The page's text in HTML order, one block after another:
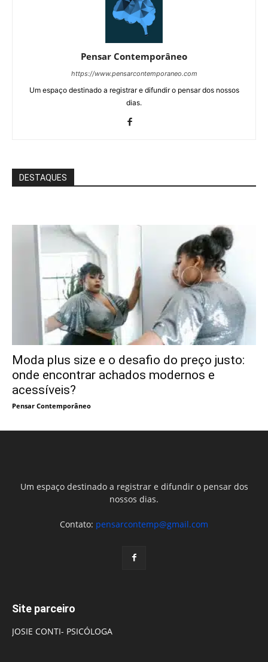
Pensar Contemporâneo
https://www.pensarcontemporaneo.com
Um espaço destinado a registrar e difundir o pensar dos nossos
dias.
DESTAQUES
Moda plus size e o desafio do preço justo:
onde encontrar achados modernos e
acessíveis?
Pensar Contemporâneo
Um espaço destinado a registrar e difundir o pensar dos
nossos dias.
Contato: pensarcontemp@gmail.com
Site parceiro
JOSIE CONTI- PSICÓLOGA